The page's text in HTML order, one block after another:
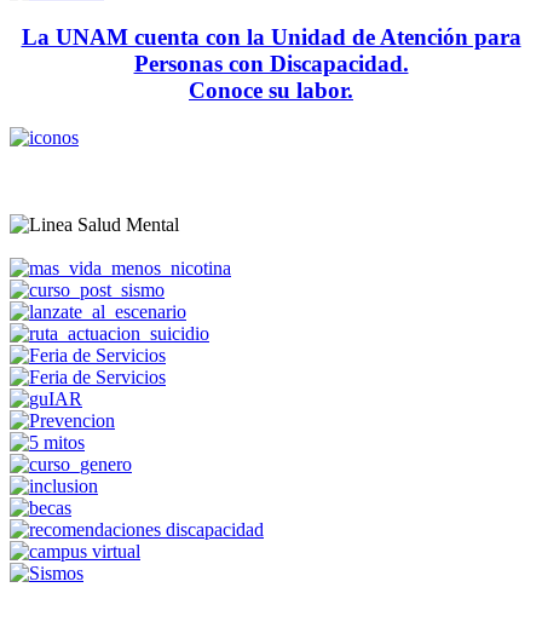
La UNAM cuenta con la Unidad de Atención para
Personas con Discapacidad.
Conoce su labor.